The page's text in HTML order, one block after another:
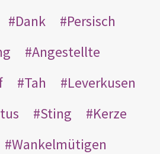
Dank
Persisch
Angestellte
Tah
Leverkusen
Sting
Kerze
Wankelmütigen